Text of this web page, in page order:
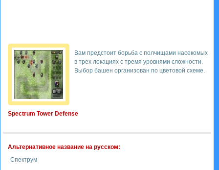
Spectrum Tower Defense
Вам предстоит борьба с полчищами насекомых
в трех локациях с тремя уровнями сложности.
Выбор башен организован по цветовой схеме.
Альтернативное название на русском:
Спектрум